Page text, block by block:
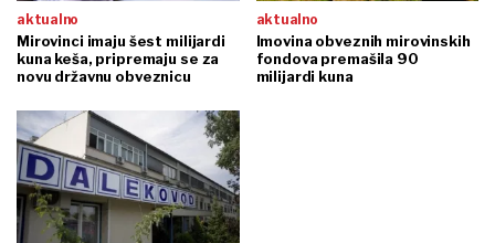
aktualno
Mirovinci imaju šest milijardi
kuna keša, pripremaju se za
novu državnu obveznicu
aktualno
Imovina obveznih mirovinskih
fondova premašila 90
milijardi kuna